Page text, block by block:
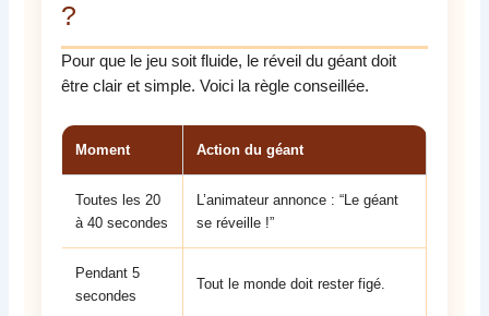
?
Pour que le jeu soit fluide, le réveil du géant doit
être clair et simple. Voici la règle conseillée.
Moment Action du géant
Toutes les 20
à 40 secondes
L’animateur annonce : “Le géant
se réveille !”
Pendant 5
secondes
Tout le monde doit rester figé.